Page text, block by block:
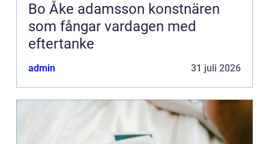
Bo Åke adamsson konstnären
som fångar vardagen med
eftertanke
admin 31 juli 2026